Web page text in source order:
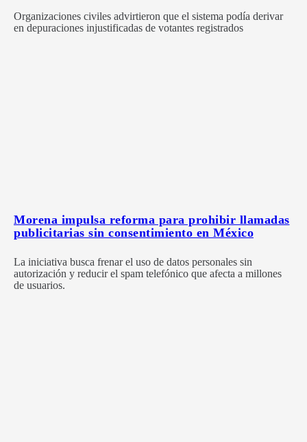
Organizaciones civiles advirtieron que el sistema podía derivar
en depuraciones injustificadas de votantes registrados
Morena impulsa reforma para prohibir llamadas
publicitarias sin consentimiento en México
La iniciativa busca frenar el uso de datos personales sin
autorización y reducir el spam telefónico que afecta a millones
de usuarios.